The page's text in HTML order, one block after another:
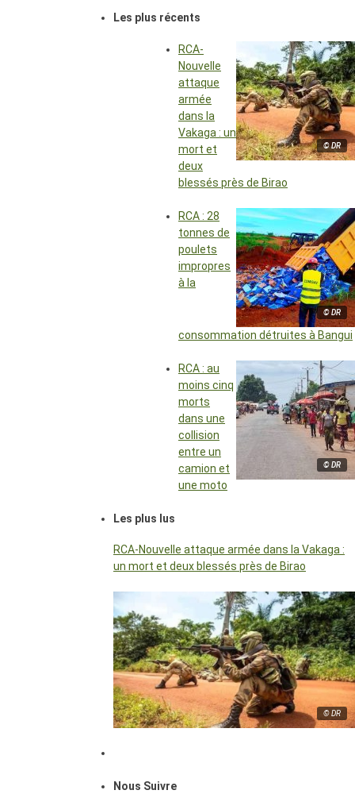
Les plus récents
© DR
RCA-
Nouvelle
attaque
armée
dans la
Vakaga : un
mort et
deux
blessés près de Birao
© DR
RCA : 28
tonnes de
poulets
impropres
à la
consommation détruites à Bangui
© DR
RCA : au
moins cinq
morts
dans une
collision
entre un
camion et
une moto
Les plus lus
RCA-Nouvelle attaque armée dans la Vakaga :
un mort et deux blessés près de Birao
© DR
Nous Suivre